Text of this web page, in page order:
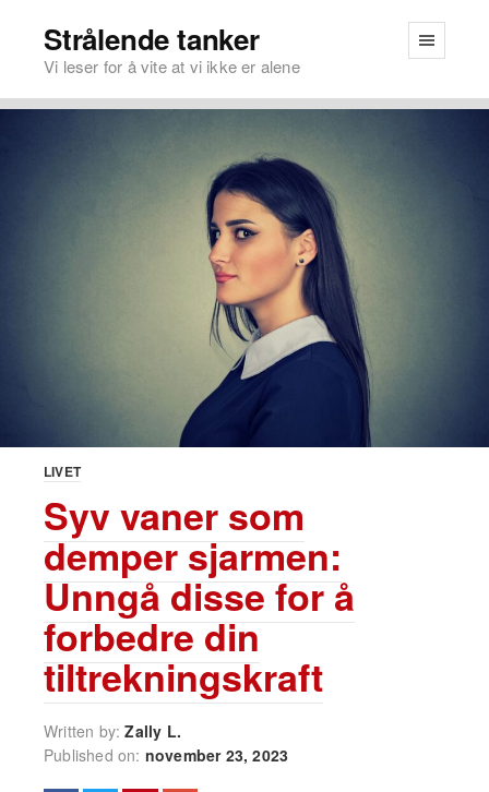
Strålende tanker
Vi leser for å vite at vi ikke er alene
LIVET
Syv vaner som
demper sjarmen:
Unngå disse for å
forbedre din
tiltrekningskraft
Written by:Zally L.
Published on: november 23, 2023